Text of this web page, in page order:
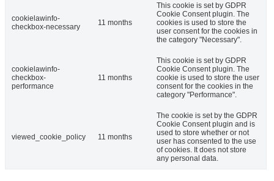
cookielawinfo-
checkbox-necessary
11 months
This cookie is set by GDPR
Cookie Consent plugin. The
cookies is used to store the
user consent for the cookies in
the category "Necessary".
cookielawinfo-
checkbox-
performance
11 months
This cookie is set by GDPR
Cookie Consent plugin. The
cookie is used to store the user
consent for the cookies in the
category "Performance".
viewed_cookie_policy 11 months
The cookie is set by the GDPR
Cookie Consent plugin and is
used to store whether or not
user has consented to the use
of cookies. It does not store
any personal data.